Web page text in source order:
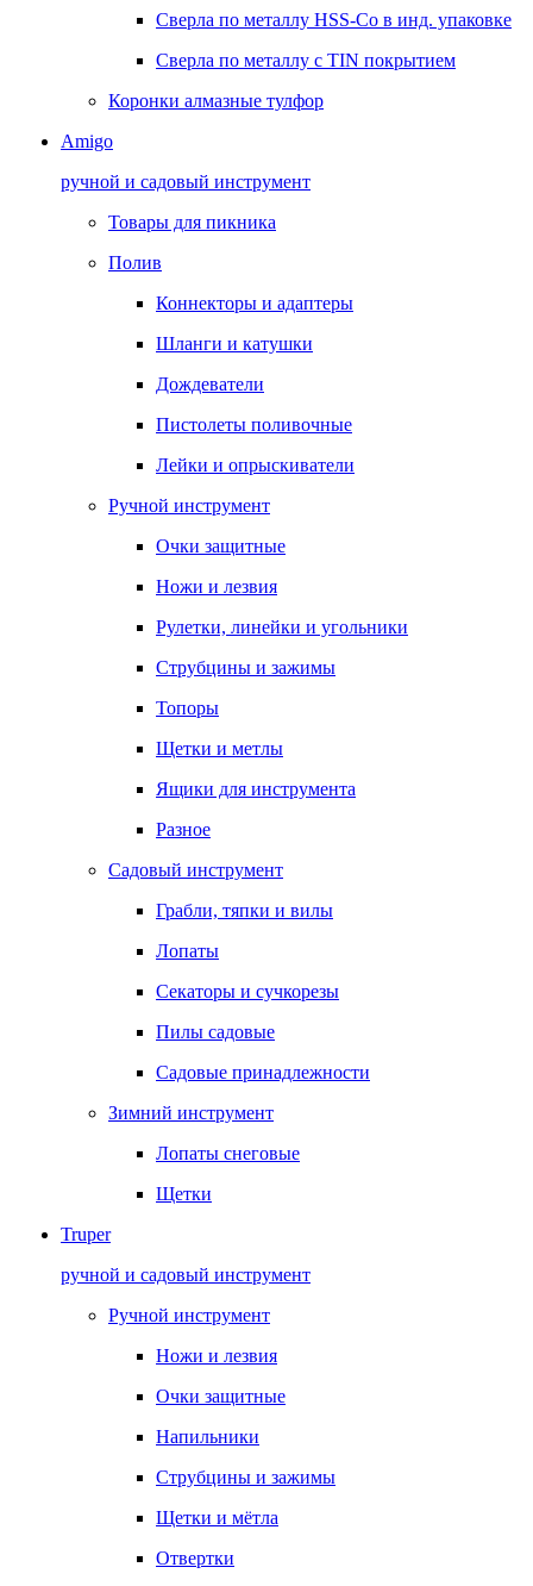
Сверла по металлу HSS-Co в инд. упаковке
Сверла по металлу с TIN покрытием
Коронки алмазные тулфор
Amigo
ручной и садовый инструмент
Товары для пикника
Полив
Коннекторы и адаптеры
Шланги и катушки
Дождеватели
Пистолеты поливочные
Лейки и опрыскиватели
Ручной инструмент
Очки защитные
Ножи и лезвия
Рулетки, линейки и угольники
Струбцины и зажимы
Топоры
Щетки и метлы
Ящики для инструмента
Разное
Садовый инструмент
Грабли, тяпки и вилы
Лопаты
Секаторы и сучкорезы
Пилы садовые
Садовые принадлежности
Зимний инструмент
Лопаты снеговые
Щетки
Truper
ручной и садовый инструмент
Ручной инструмент
Ножи и лезвия
Очки защитные
Напильники
Струбцины и зажимы
Щетки и мётла
Отвертки